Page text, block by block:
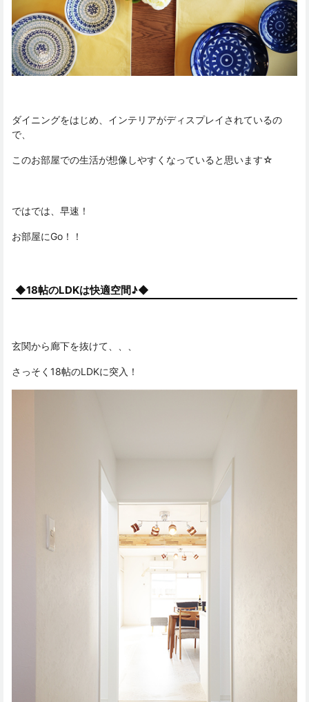
ダイニングをはじめ、インテリアがディスプレイされているの
で、
このお部屋での生活が想像しやすくなっていると思います☆
ではでは、早速！
お部屋にGo！！
◆18帖のLDKは快適空間♪◆
玄関から廊下を抜けて、、、
さっそく18帖のLDKに突入！